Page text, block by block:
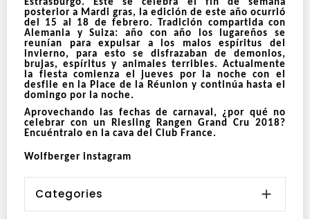
Estrasburgo. Éste se celebra el fin de semana
posterior a Mardi gras, la edición de este año ocurrió
del 15 al 18 de febrero. Tradición compartida con
Alemania y Suiza: año con año los lugareños se
reunían para expulsar a los malos espíritus del
invierno, para esto se disfrazaban de demonios,
brujas, espíritus y animales terribles. Actualmente
la fiesta comienza el jueves por la noche con el
desfile en la Place de la Réunion y continúa hasta el
domingo por la noche.
Aprovechando las fechas de carnaval, ¿por qué no
celebrar con un Riesling Rangen Grand Cru 2018?
Encuéntralo en la cava del Club France.
Wolfberger instagram
Categories 